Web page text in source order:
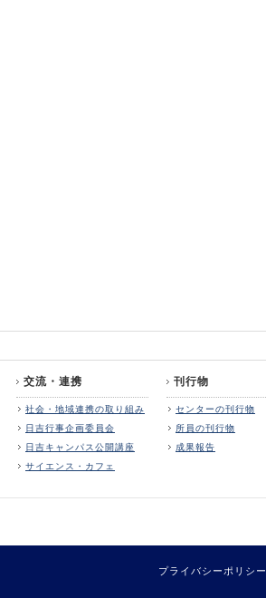
交流・連携
社会・地域連携の取り組み
日吉行事企画委員会
日吉キャンパス公開講座
サイエンス・カフェ
刊行物
センターの刊行物
所員の刊行物
成果報告
プライバシーポリシー